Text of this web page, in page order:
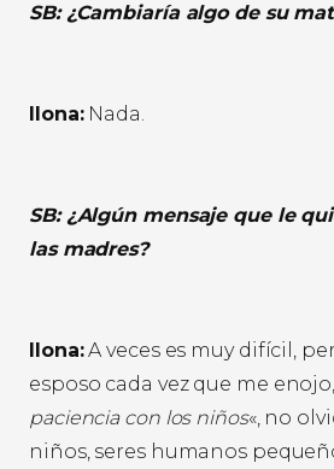
SB: ¿Cambiaría algo de su
Ilona:Nada.
SB: ¿Algún mensaje que le
las madres?
Ilona:A veces es muy difícil,
esposo cada vez que me enojo,
paciencia con los niños«, no
niños, seres humanos